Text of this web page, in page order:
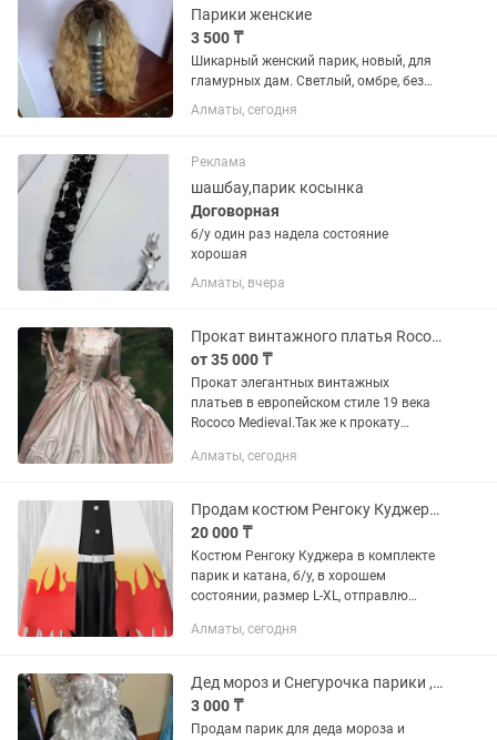
Парики женские
3 500 ₸
Шикарный женский парик, новый, для
гламурных дам. Светлый, омбре, без
челки, волнистый, длина 40 см. из
термоволокна, выдерживает высокие
Алматы, сегодня
Реклама
шашбау,парик косынка
Договорная
б/у один раз надела состояние
хорошая
Алматы, вчера
Прокат винтажного платья Rococo Medieval
от 35 000 ₸
Прокат элегантных винтажных
платьев в европейском стиле 19 века
Rococo Medieval.Так же к прокату
отдельной стоимости. Подборка
Алматы, сегодня
Продам костюм Ренгоку Куджеро cosplay
20 000 ₸
Костюм Ренгоку Куджера в комплекте
парик и катана, б/у, в хорошем
состоянии, размер L-XL, отправлю
Алматы, сегодня
Дед мороз и Снегурочка парики , коса
3 000 ₸
Продам парик для деда мороза и